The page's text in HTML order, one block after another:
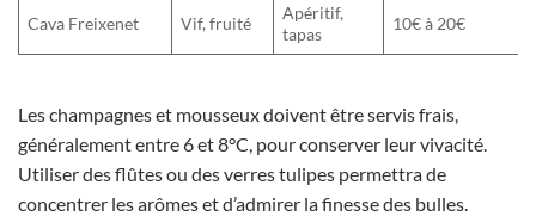
Cava Freixenet Vif, fruité
Apéritif,
tapas
10€ à 20€
Les champagnes et mousseux doivent être servis frais,
généralement entre 6 et 8°C, pour conserver leur vivacité.
Utiliser des flûtes ou des verres tulipes permettra de
concentrer les arômes et d’admirer la finesse des bulles.